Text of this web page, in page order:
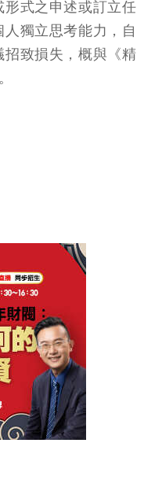
式之申述或訂立任
獨立思考能力，自
致損失，概與《精